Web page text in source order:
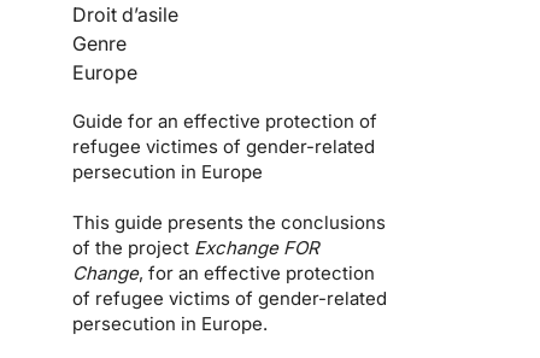
Droit d’asile
Genre
Europe
Guide for an effective protection of
refugee victimes of gender-related
persecution in Europe
This guide presents the conclusions
of the project Exchange FOR
Change, for an effective protection
of refugee victims of gender-related
persecution in Europe.